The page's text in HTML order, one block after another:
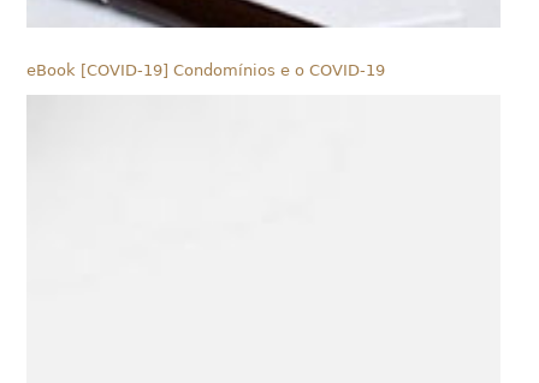
eBook [COVID-19] Condomínios e o COVID-19